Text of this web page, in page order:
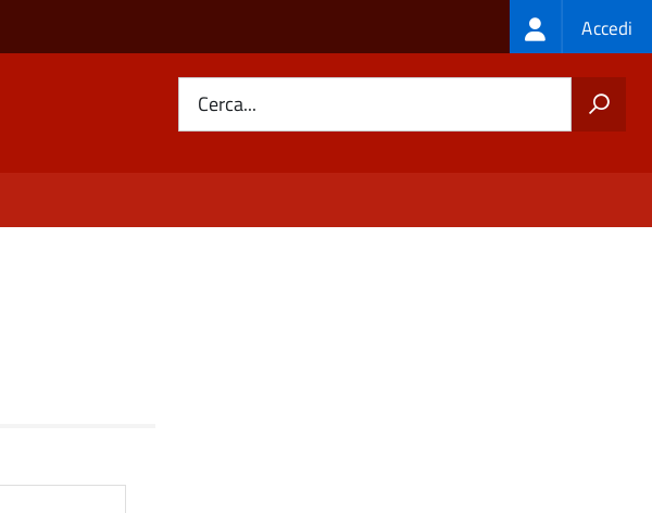
Login
menu
Accedi
Cerca...